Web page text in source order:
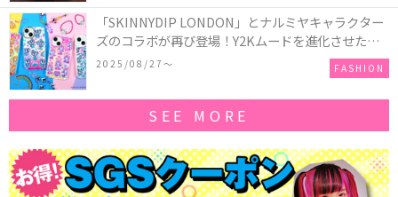
「SKINNYDIP LONDON」とナルミヤキャラクター
ズのコラボが再び登場！Y2Kムードを進化させた新
作コレクションを発売♪
2025/08/27〜 FASHION
SEE MORE